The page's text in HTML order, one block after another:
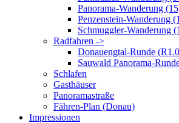
Panorama-Wanderung
Penzenstein-Wanderung
Schmuggler-Wanderung
Radfahren ->
Donauengtal-Runde
Sauwald Panorama-
Schlafen
Gasthäuser
Panoramastraße
Fähren-Plan (Donau)
Impressionen